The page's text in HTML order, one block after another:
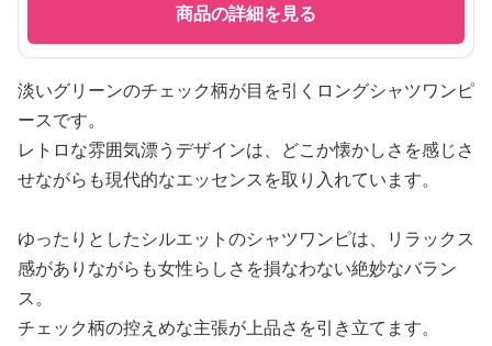
商品の詳細を見る
淡いグリーンのチェック柄が目を引くロングシャツワンピ
ースです。
レトロな雰囲気漂うデザインは、どこか懐かしさを感じさ
せながらも現代的なエッセンスを取り入れています。
ゆったりとしたシルエットのシャツワンピは、リラックス
感がありながらも女性らしさを損なわない絶妙なバラン
ス。
チェック柄の控えめな主張が上品さを引き立てます。